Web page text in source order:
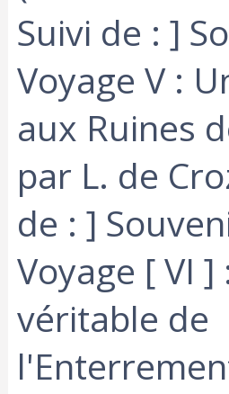
Suivi de : ]
Voyage V :
aux Ruines
par L. de
de : ]
Voyage [ VI
véritable de